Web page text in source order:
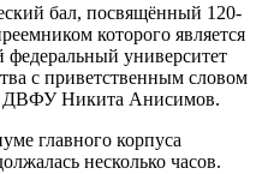
бал, посвящённый 120-
которого является
университет
с приветственным словом
ДВФУ Никита Анисимов.
главного корпуса
несколько часов.